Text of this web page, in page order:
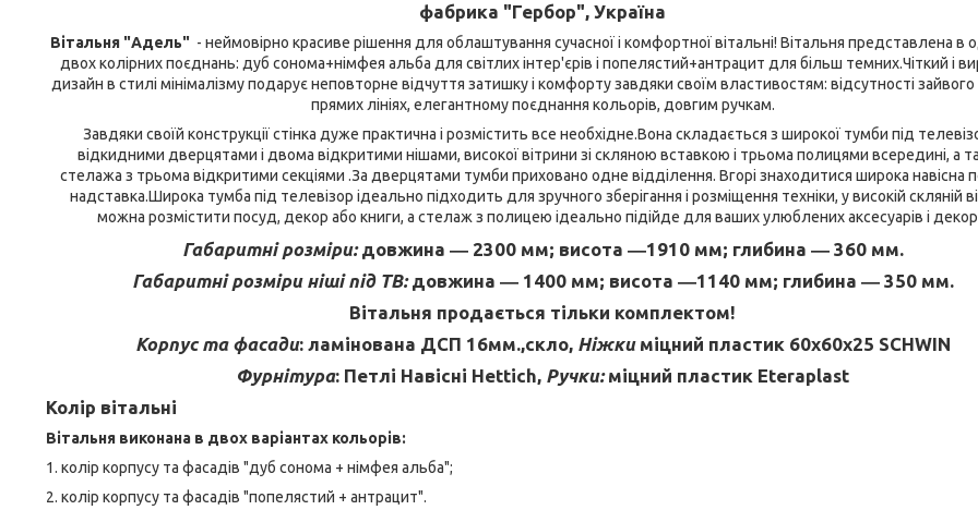
фабрика "Гербор", Україна
Вітальня "Адель" - неймовірно красиве рішення для облаштування сучасної і комфортної вітальні! Вітальня представлена в
двох колірних поєднань: дуб сонома+німфея альба для світлих інтер'єрів і попелястий+антрацит для більш темних.Чіткий і
дизайн в стилі мінімалізмуподаруєнеповторне відчуття затишкуі комфорту завдяки своїм властивостям: відсутності
прямих лініях, елегантному поєднання кольорів, довгим ручкам.
Завдяки своїй конструкції стінка дуже практична і розмістить все необхідне.Вона складається з широкої тумби під
відкидними дверцятами і двома відкритими нішами, високої вітрини зі скляною вставкою і трьома полицями всередині, а
стелажа з трьома відкритими секціями .За дверцятами тумби приховано одне відділення. Вгорі знаходитися широка навісна
надставка.Широка тумба під телевізор ідеально підходить для зручного зберігання і розміщення техніки, у високій скляній
можна розмістити посуд, декор або книги, а стелаж з полицею ідеально підійде для ваших улюблених аксесуарів і
Габаритні розміри:довжина ― 2300 мм; висота ―1910 мм; глибина ― 360 мм.
Габаритні розміри ніші під ТВ:довжина ― 1400 мм; висота ―1140 мм; глибина ― 350 мм.
Вітальня продається тільки комплектом!
Корпус та фасади: ламінована ДСП 16мм.,скло, Ніжки міцний пластик60х60х25 SCHWIN
Фурнітура: Петлі Навісні Hettich, Ручки:міцний пластик Eteraplast
Колір вітальні
Вітальня виконана в двох варіантах кольорів:
1. колір корпусу та фасадів "дуб сонома + німфея альба";
2. колір корпусу та фасадів "попелястий + антрацит".